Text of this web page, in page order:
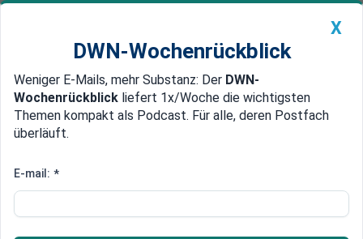
Newsticker MEIN DWN: Geldanlage Premium
Edelmetalle DWN-Magazin China
Größter Verlust seit 2011
Umsätze im deutschen
Einzelhandel brechen ein
X
DWN-Wochenrückblick
Weniger E-Mails, mehr Substanz: Der DWN-
Wochenrückblick liefert 1x/Woche die wichtigsten
Themen kompakt als Podcast. Für alle, deren Postfach
überläuft.
E-mail: *